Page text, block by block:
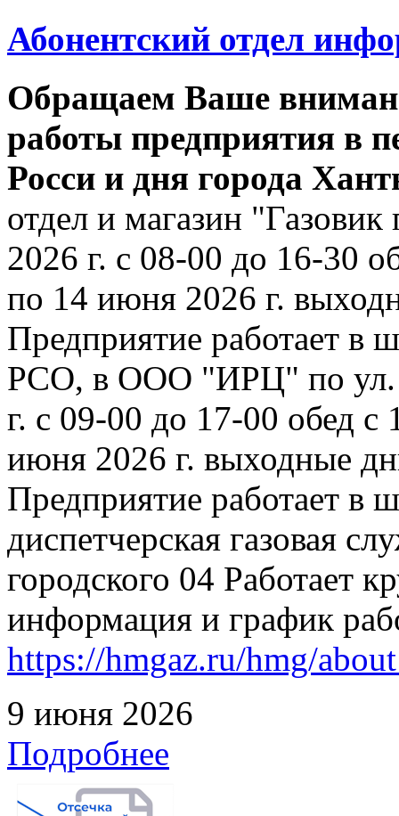
Абонентский отдел
Обращаем Ваше
работы предприятия в
Росси и дня города
отдел и магазин
2026 г. с 08-00 до 16-30
по 14 июня 2026 г.
Предприятие работает в
РСО, в ООО "ИРЦ" по ул.
г. с 09-00 до 17-00 обед
июня 2026 г. выходные
Предприятие работает в
диспетчерская газовая
городского 04 Работает
информация и график
https://hmgaz.ru/hmg/
9 июня 2026
Подробнее